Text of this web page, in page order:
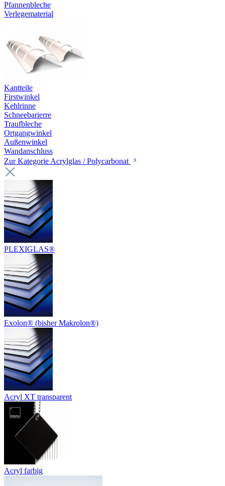
Pfannenbleche
Verlegematerial
Kantteile
Firstwinkel
Kehlrinne
Schneebarierre
Traufbleche
Ortgangwinkel
Außenwinkel
Wandanschluss
Zur Kategorie Acrylglas / Polycarbonat
PLEXIGLAS®
Exolon® (bisher Makrolon®)
Acryl XT transparent
Acryl farbig